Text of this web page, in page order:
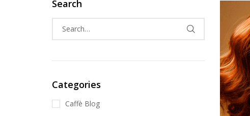
Search
Categories
Caffè Blog